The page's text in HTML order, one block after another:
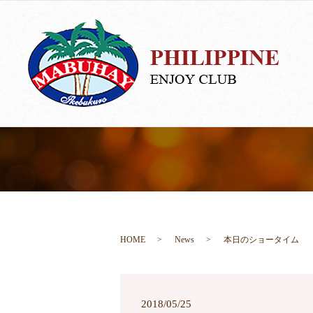
HOME News 本日のショータイム
2018/05/25